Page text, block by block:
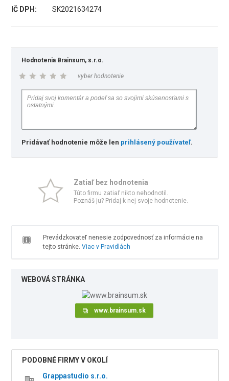
IČ DPH:
SK2021634274
Hodnotenia Brainsum, s.r.o.
vyber hodnotenie
Pridávať hodnotenie môže len prihlásený používateľ.
Zatiaľ bez hodnotenia
Túto firmu zatiaľ nikto nehodnotil.
Poznáš ju? Pridaj k nej svoje hodnotenie.
Prevádzkovateľ nenesie zodpovednosť za informácie na
tejto stránke. Viac v Pravidlách
WEBOVÁ STRÁNKA
www.brainsum.sk
PODOBNÉ FIRMY V OKOLÍ
Grappastudio s.r.o.